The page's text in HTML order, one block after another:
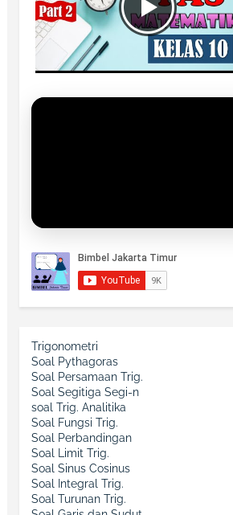
Trigonometri
Soal Pythagoras
Soal Persamaan Trig.
Soal Segitiga Segi-n
soal Trig. Analitika
Soal Fungsi Trig.
Soal Perbandingan
Soal Limit Trig.
Soal Sinus Cosinus
Soal Integral Trig.
Soal Turunan Trig.